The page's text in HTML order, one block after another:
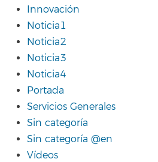
Innovación
Noticia1
Noticia2
Noticia3
Noticia4
Portada
Servicios Generales
Sin categoría
Sin categoría @en
Vídeos